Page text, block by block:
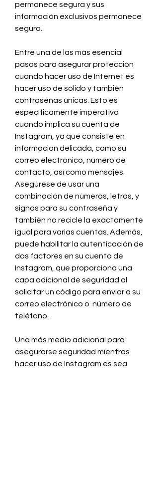
permanece segura y sus
información exclusivos permanece
seguro.
Entre una de las más esencial
pasos para asegurar protección
cuando hacer uso de Internet es
hacer uso de sólido y también
contraseñas únicas. Esto es
específicamente imperativo
cuando implica su cuenta de
Instagram, ya que consiste en
información delicada, como su
correo electrónico, número de
contacto, así como mensajes.
Asegúrese de usar una
combinación de números, letras, y
signos para su contraseña y
también no recicle la exactamente
igual para varias cuentas. Además,
puede habilitar la autenticación de
dos factores en su cuenta de
Instagram, que proporciona una
capa adicional de seguridad al
solicitar un código para enviar a su
correo electrónico o  número de
teléfono.
Una más medio adicional para
asegurarse seguridad mientras
hacer uso de Instagram es sea